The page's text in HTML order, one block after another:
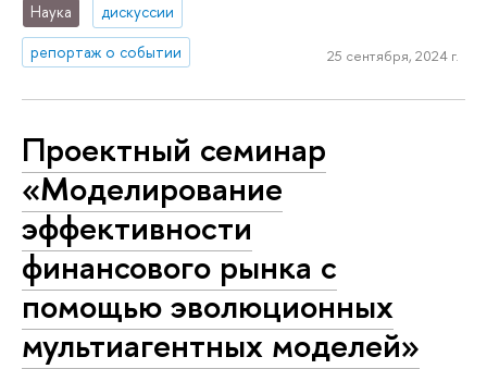
Наука
дискуссии
репортаж о событии
25 сентября, 2024 г.
Проектный семинар
«Моделирование
эффективности
финансового рынка с
помощью эволюционных
мультиагентных моделей»